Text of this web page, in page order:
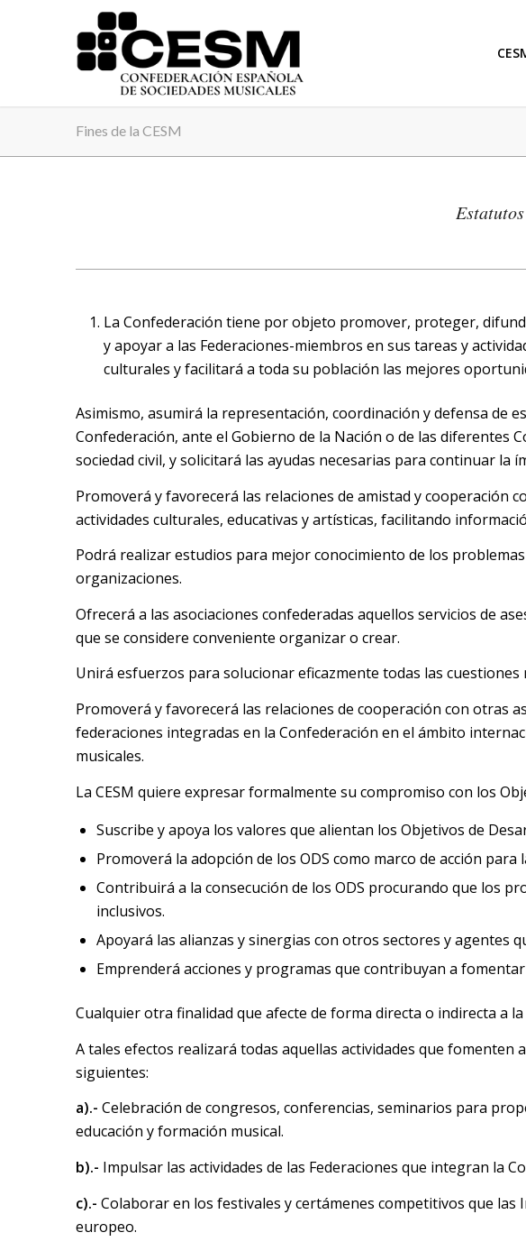
Fines de la CESM
La Confederación tiene por objeto promover, proteger,
y apoyar a las Federaciones-miembros en sus tareas y
culturales y facilitará a toda su población las mejores
Asimismo, asumirá la representación, coordinación y defensa de
Confederación, ante el Gobierno de la Nación o de las diferentes
sociedad civil, y solicitará las ayudas necesarias para continuar
Promoverá y favorecerá las relaciones de amistad y cooperación
actividades culturales, educativas y artísticas, facilitando
Podrá realizar estudios para mejor conocimiento de los
organizaciones.
Ofrecerá a las asociaciones confederadas aquellos servicios de
que se considere conveniente organizar o crear.
Unirá esfuerzos para solucionar eficazmente todas las cuestiones
Promoverá y favorecerá las relaciones de cooperación con otras
federaciones integradas en la Confederación en el ámbito
musicales.
La CESM quiere expresar formalmente su compromiso con los
Suscribe y apoya los valores que alientan los Objetivos de
Promoverá la adopción de los ODS como marco de acción
Contribuirá a la consecución de los ODS procurando que los
inclusivos.
Apoyará las alianzas y sinergias con otros sectores y agentes
Emprenderá acciones y programas que contribuyan a
Cualquier otra finalidad que afecte de forma directa o indirecta a
A tales efectos realizará todas aquellas actividades que
siguientes:
a).- Celebración de congresos, conferencias, seminarios para
educación y formación musical.
b).- Impulsar las actividades de las Federaciones que integran la
c).- Colaborar en los festivales y certámenes competitivos que
europeo.